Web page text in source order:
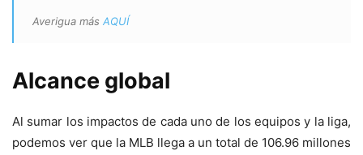
Averigua más AQUÍ
Alcance global
Al sumar los impactos de cada uno de los equipos y la liga,
podemos ver que la MLB llega a un total de 106.96 millones